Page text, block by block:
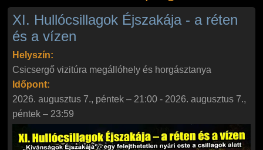
XI. Hullócsillagok Éjszakája - a réten
és a vízen
Helyszín:
Csicsergő vizitúra megállóhely és horgásztanya
Időpont:
2026. augusztus 7., péntek – 21:00 - 2026. augusztus 7.,
péntek – 23:59